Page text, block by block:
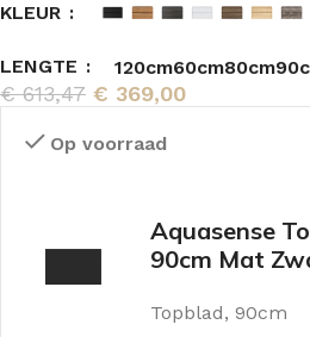
KLEUR
LENGTE 120cm60cm80cm
€613,47 € 369,00
Op voorraad
Aquasense
90cm Mat
Topblad, 90cm